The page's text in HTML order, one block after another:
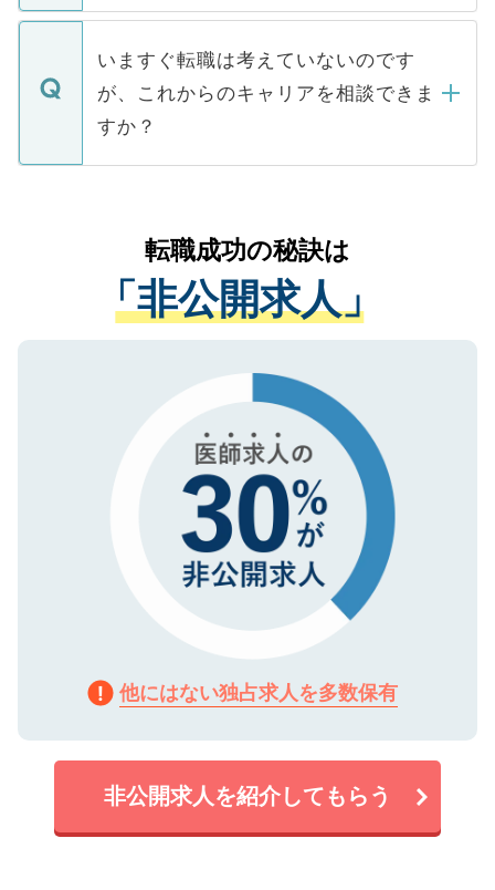
関を公にしてしまうと、応募が殺到する場
に、医療機関が求める条件に合った人材の
みを人材紹介会社に依頼するケースが増え
ています。
定を承諾する必要はありません。内定先へ
の辞退の連絡はキャリアパートナーが行い
個人情報が漏えいすることはありませんの
で、ご安心ください。当サイトからの登録
などで収集したご登録者様の個人情報は、
ご本人のキャリアアップおよび転職活動の
支援を目的に使用いたします。お預かりし
ているすべての個人データはご本人の許可
は、個人情報の取り扱いについての厳密な
管理基準を満たした事業者のみに付与され
る、プライバシーマークを取得済みです。
で、機密保持に関してもご安心ください。
いますぐ転職は考えていないのです
が、これからのキャリアを相談できま
すか？
かがいして、現在の医療機関の状況や紹介
経験をまじえながら、適切なアドバイスを
させていただきます。すぐにご転職をされ
ない方には、長期的なサポートが可能です
ので、まずはご登録ください。
転職成功の秘訣は
「非公開求人」
他にはない独占求人を多数保有
非公開求人を紹介してもらう